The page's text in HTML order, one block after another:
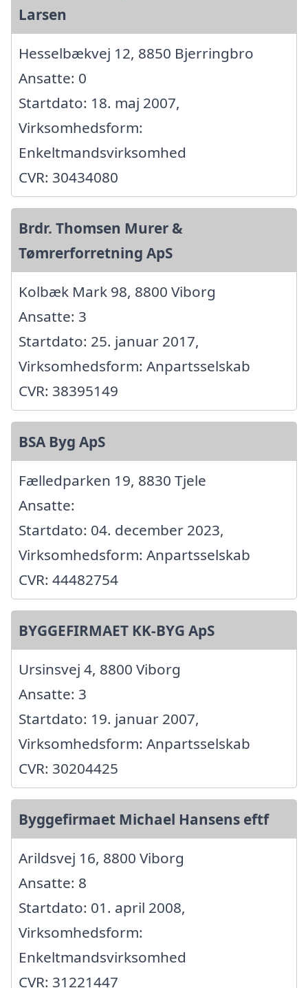
Larsen
Hesselbækvej 12, 8850 Bjerringbro
Ansatte: 0
Startdato: 18. maj 2007,
Virksomhedsform:
Enkeltmandsvirksomhed
CVR: 30434080
Brdr. Thomsen Murer &
Tømrerforretning ApS
Kolbæk Mark 98, 8800 Viborg
Ansatte: 3
Startdato: 25. januar 2017,
Virksomhedsform: Anpartsselskab
CVR: 38395149
BSA Byg ApS
Fælledparken 19, 8830 Tjele
Ansatte:
Startdato: 04. december 2023,
Virksomhedsform: Anpartsselskab
CVR: 44482754
BYGGEFIRMAET KK-BYG ApS
Ursinsvej 4, 8800 Viborg
Ansatte: 3
Startdato: 19. januar 2007,
Virksomhedsform: Anpartsselskab
CVR: 30204425
Byggefirmaet Michael Hansens eftf
Arildsvej 16, 8800 Viborg
Ansatte: 8
Startdato: 01. april 2008,
Virksomhedsform:
Enkeltmandsvirksomhed
CVR: 31221447